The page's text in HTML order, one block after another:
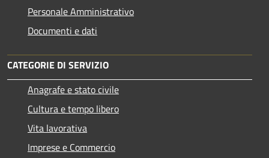
Personale Amministrativo
Documenti e dati
CATEGORIE DI SERVIZIO
Anagrafe e stato civile
Cultura e tempo libero
Vita lavorativa
Imprese e Commercio